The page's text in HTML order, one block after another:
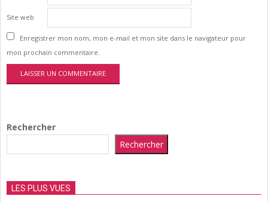
Site web
Enregistrer mon nom, mon e-mail et mon site dans le navigateur pour
mon prochain commentaire.
Rechercher
Rechercher
LES PLUS VUES